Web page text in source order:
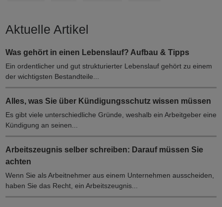
Aktuelle Artikel
Was gehört in einen Lebenslauf? Aufbau & Tipps
Ein ordentlicher und gut strukturierter Lebenslauf gehört zu einem
der wichtigsten Bestandteile...
Alles, was Sie über Kündigungsschutz wissen müssen
Es gibt viele unterschiedliche Gründe, weshalb ein Arbeitgeber eine
Kündigung an seinen...
Arbeitszeugnis selber schreiben: Darauf müssen Sie
achten
Wenn Sie als Arbeitnehmer aus einem Unternehmen ausscheiden,
haben Sie das Recht, ein Arbeitszeugnis...